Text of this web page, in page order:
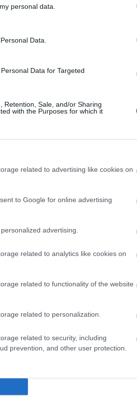
personal data.
Data.
Data for Targeted
Retention, Sale, and/or Sharing
with the Purposes for which it
related to advertising like cookies on
to Google for online advertising
advertising.
related to analytics like cookies on
related to functionality of the website
related to personalization.
related to security, including
prevention, and other user protection.
Ha mindez megvan, lehet
De ha türelmetlen vagy, pár
meglepheted vele szeretteidet.
oda az egész!
fürdőgolyót kapsz, csak idővel